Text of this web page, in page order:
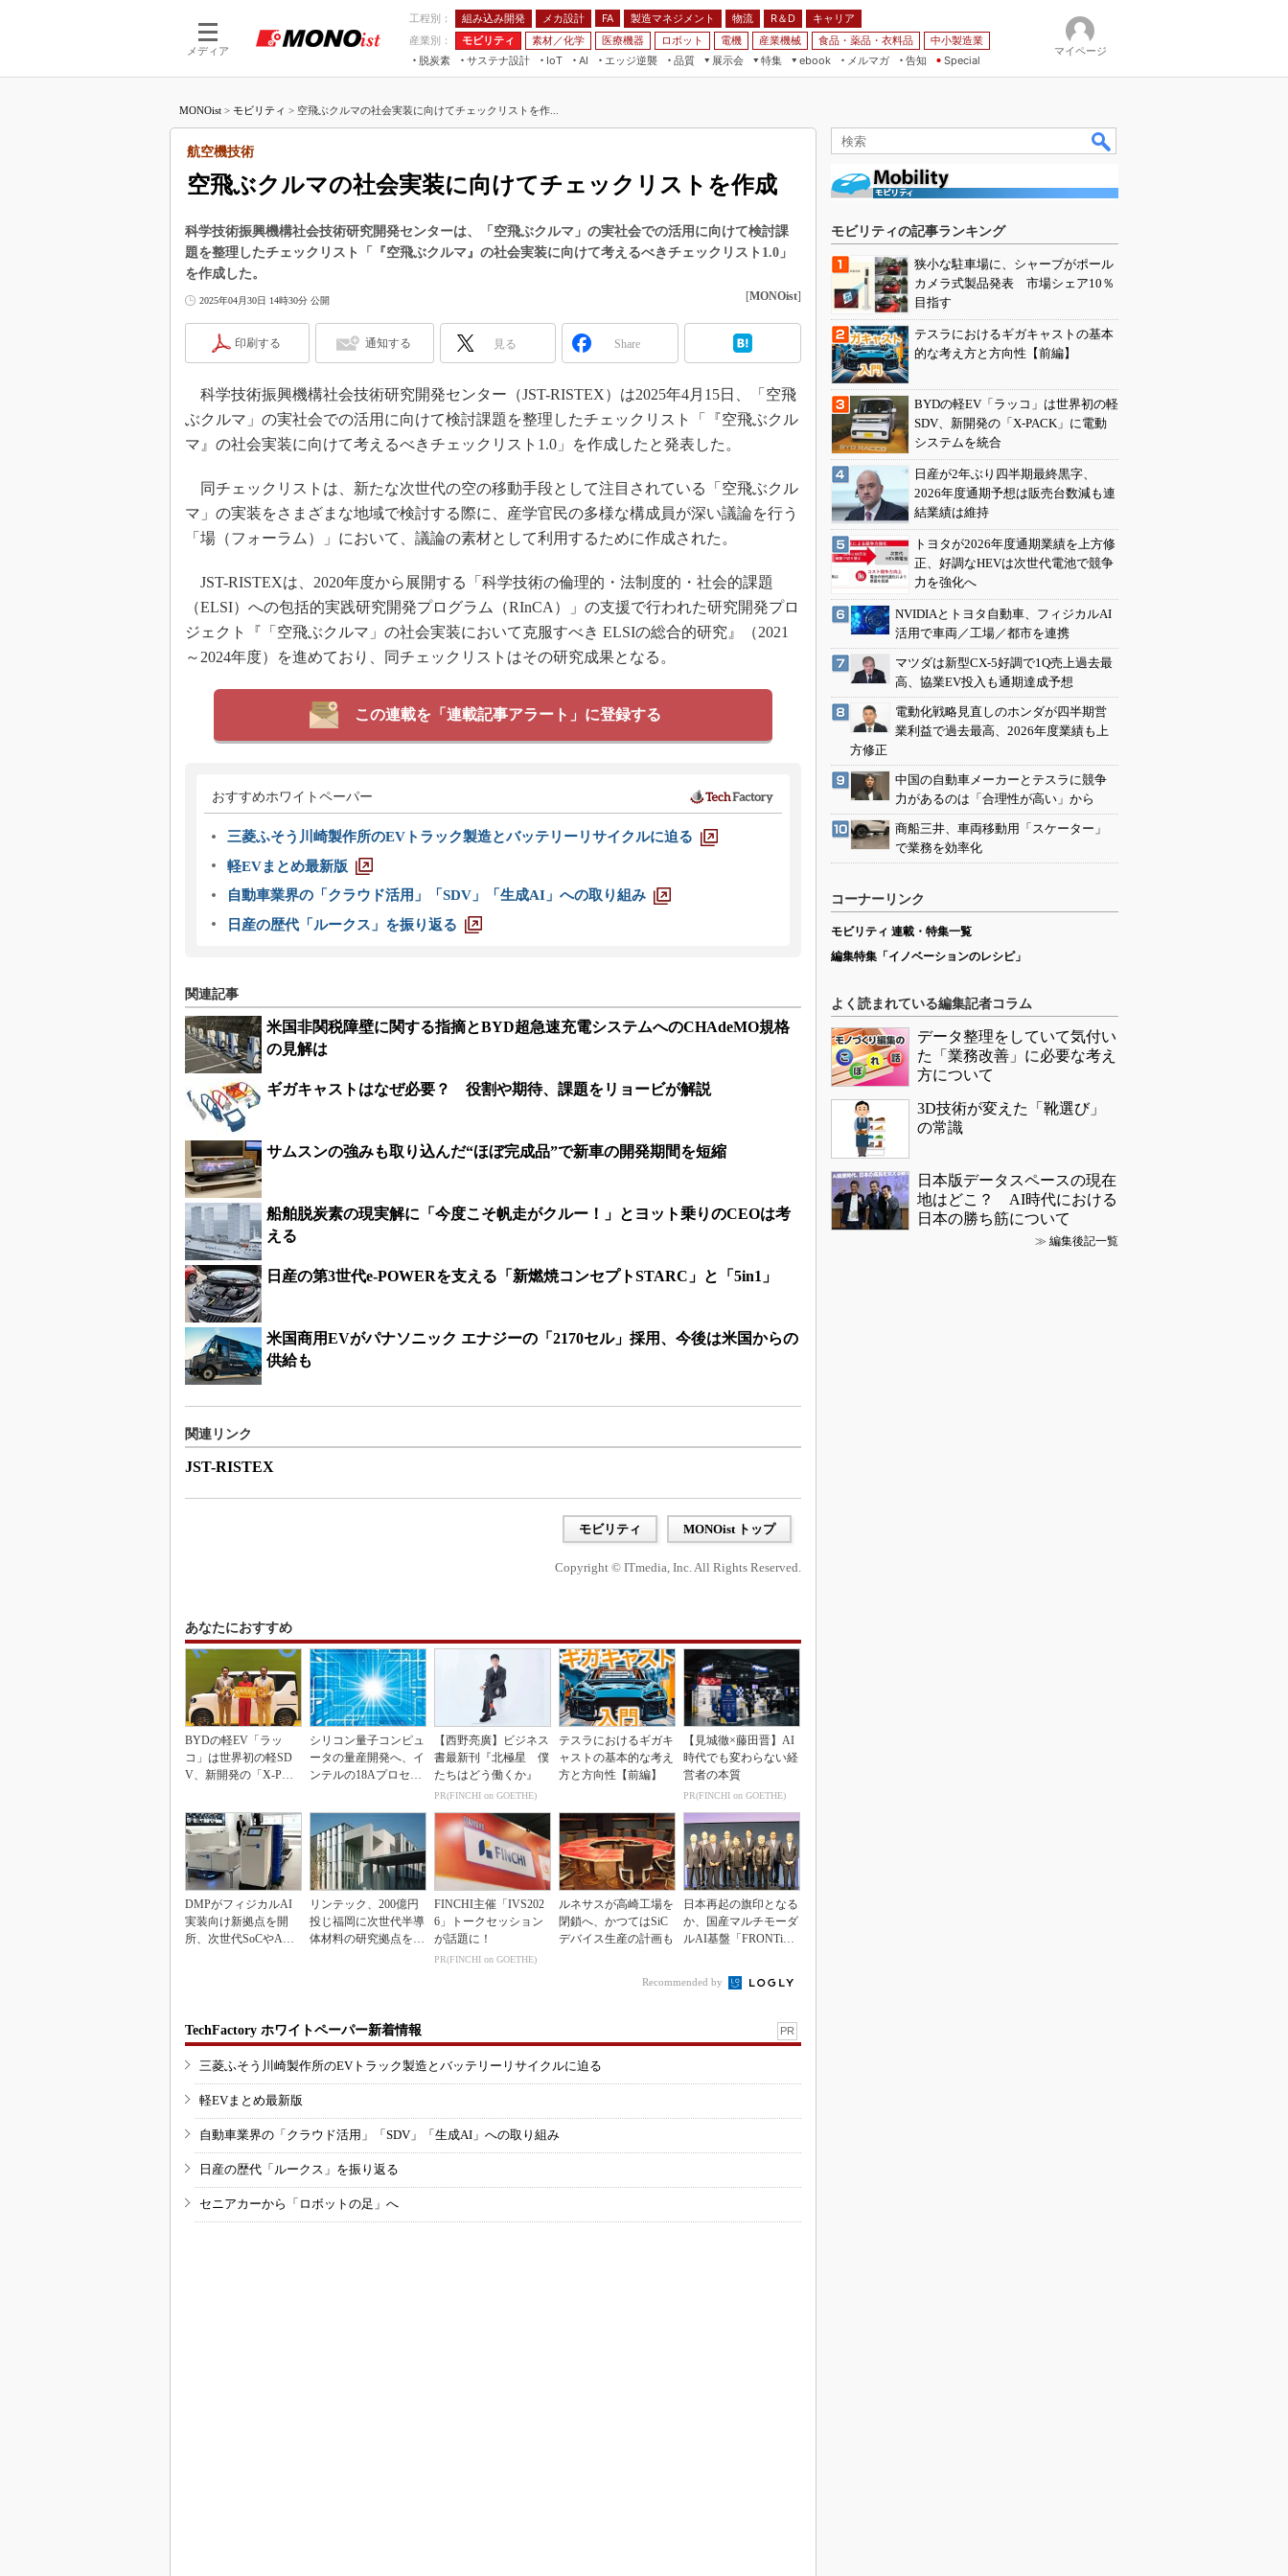
メディア
工程別： 組み込み開発 メカ設計 FA 製造マネジメント 物流 R＆D
キャリア
産業別：
モビリティ 素材／化学 医療機器 ロボット 電機 産業機械 食品・薬品・衣料品
中小製造業
脱炭素
サステナ設計
IoT
つながる工場
AI
AI×設備保全
エッジ逆襲 品質
展示会
JIMTOF
IIFES
ジャパンモビリティショー
スマート工場EXPO
EdgeTech+
日本ものづくりワールド
AUTOMOTIVE WORLD
産業オープンネット展
特集
フィールドサービス
FPGA
組み込み画像技術
車載ソフト開発
無償設計ツール
3Dプリンタ
S＆OP
インダストリー4.0
製造業ビッグデータ
メイドインジャパン
植物工場
ebook
モビリティ
素材／化学
メルマガ
告知 Special
マイページ
MONOist > モビリティ > 空飛ぶクルマの社会実装に向けてチェックリストを作...
空飛ぶクルマの社会実装に向けてチェックリストを作成
航空機技術
科学技術振興機構社会技術研究開発センターは、「空飛ぶクルマ」の実社会での活用に向けて検討課
題を整理したチェックリスト「『空飛ぶクルマ』の社会実装に向けて考えるべきチェックリスト1.0」
を作成した。
2025年04月30日 14時30分 公開 [MONOist]
印刷する 通知する 見る Share
科学技術振興機構社会技術研究開発センター（JST-RISTEX）は2025年4月15日、「空飛
ぶクルマ」の実社会での活用に向けて検討課題を整理したチェックリスト「『空飛ぶクル
マ』の社会実装に向けて考えるべきチェックリスト1.0」を作成したと発表した。
同チェックリストは、新たな次世代の空の移動手段として注目されている「空飛ぶクル
マ」の実装をさまざまな地域で検討する際に、産学官民の多様な構成員が深い議論を行う
「場（フォーラム）」において、議論の素材として利用するために作成された。
JST-RISTEXは、2020年度から展開する「科学技術の倫理的・法制度的・社会的課題
（ELSI）への包括的実践研究開発プログラム（RInCA）」の支援で行われた研究開発プロ
ジェクト『「空飛ぶクルマ」の社会実装において克服すべき ELSIの総合的研究』（2021
～2024年度）を進めており、同チェックリストはその研究成果となる。
この連載を「連載記事アラート」に登録する
おすすめホワイトペーパー
三菱ふそう川崎製作所のEVトラック製造とバッテリーリサイクルに迫る
軽EVまとめ最新版
自動車業界の「クラウド活用」「SDV」「生成AI」への取り組み
日産の歴代「ルークス」を振り返る
関連記事
米国非関税障壁に関する指摘とBYD超急速充電システムへのCHAdeMO規格
の見解は
ギガキャストはなぜ必要？ 役割や期待、課題をリョービが解説
サムスンの強みも取り込んだ“ほぼ完成品”で新車の開発期間を短縮
船舶脱炭素の現実解に「今度こそ帆走がクルー！」とヨット乗りのCEOは考
える
日産の第3世代e-POWERを支える「新燃焼コンセプトSTARC」と「5in1」
米国商用EVがパナソニック エナジーの「2170セル」採用、今後は米国からの
供給も
関連リンク
JST-RISTEX
モビリティ MONOist トップ
Copyright © ITmedia, Inc. All Rights Reserved.
あなたにおすすめ
BYDの軽EV「ラッ
コ」は世界初の軽SD
V、新開発の「X-PAC
シリコン量子コンピュ
ータの量産開発へ、イ
ンテルの18Aプロセス
【西野亮廣】ビジネス
書最新刊『北極星 僕
たちはどう働くか』
PR(FINCHI on GOETHE)
テスラにおけるギガキ
ャストの基本的な考え
方と方向性【前編】
【見城徹×藤田晋】AI
時代でも変わらない経
営者の本質
PR(FINCHI on GOETHE)
DMPがフィジカルAI
実装向け新拠点を開
所、次世代SoCやAM
リンテック、200億円
投じ福岡に次世代半導
体材料の研究拠点を開
FINCHI主催「IVS202
6」トークセッション
が話題に！
PR(FINCHI on GOETHE)
ルネサスが高崎工場を
閉鎖へ、かつてはSiC
デバイス生産の計画も
日本再起の旗印となる
か、国産マルチモーダ
ルAI基盤「FRONTi
Recommended by
TechFactory ホワイトペーパー新着情報 PR
三菱ふそう川崎製作所のEVトラック製造とバッテリーリサイクルに迫る
軽EVまとめ最新版
自動車業界の「クラウド活用」「SDV」「生成AI」への取り組み
日産の歴代「ルークス」を振り返る
セニアカーから「ロボットの足」へ
モビリティの記事ランキング
狭小な駐車場に、シャープがポール
カメラ式製品発表 市場シェア10％
目指す
テスラにおけるギガキャストの基本
的な考え方と方向性【前編】
BYDの軽EV「ラッコ」は世界初の軽
SDV、新開発の「X-PACK」に電動
システムを統合
日産が2年ぶり四半期最終黒字、
2026年度通期予想は販売台数減も連
結業績は維持
トヨタが2026年度通期業績を上方修
正、好調なHEVは次世代電池で競争
力を強化へ
NVIDIAとトヨタ自動車、フィジカルAI
活用で車両／工場／都市を連携
マツダは新型CX-5好調で1Q売上過去最
高、協業EV投入も通期達成予想
電動化戦略見直しのホンダが四半期営
業利益で過去最高、2026年度業績も上
方修正
中国の自動車メーカーとテスラに競争
力があるのは「合理性が高い」から
商船三井、車両移動用「スケーター」
で業務を効率化
コーナーリンク
モビリティ 連載・特集一覧
編集特集「イノベーションのレシピ」
よく読まれている編集記者コラム
データ整理をしていて気付い
た「業務改善」に必要な考え
方について
3D技術が変えた「靴選び」
の常識
日本版データスペースの現在
地はどこ？ AI時代における
日本の勝ち筋について
≫ 編集後記一覧